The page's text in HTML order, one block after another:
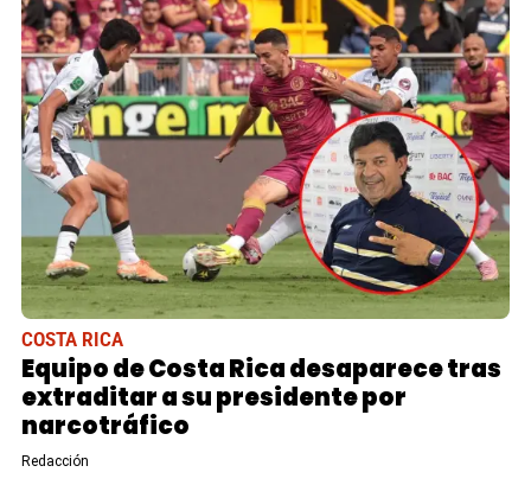
COSTA RICA
Equipo de Costa Rica desaparece tras
extraditar a su presidente por
narcotráfico
Redacción